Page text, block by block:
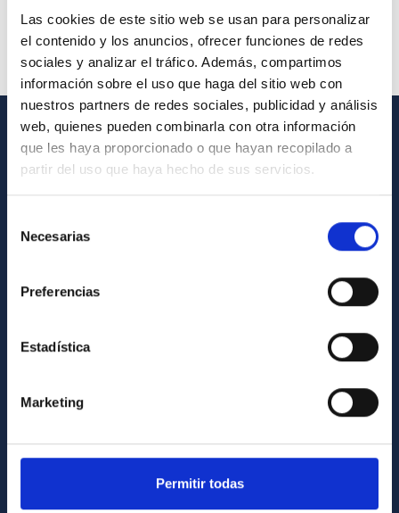
Las cookies de este sitio web se usan para personalizar
el contenido y los anuncios, ofrecer funciones de redes
sociales y analizar el tráfico. Además, compartimos
información sobre el uso que haga del sitio web con
nuestros partners de redes sociales, publicidad y análisis
web, quienes pueden combinarla con otra información
que les haya proporcionado o que hayan recopilado a
partir del uso que haya hecho de sus servicios.
Necesarias
Preferencias
Estadística
Marketing
Permitir todas
INFORMACIÓN GENERAL
Directorio de personal
INFORMACIÓN INSTITUCIONAL
Igualdad y diversidad de género